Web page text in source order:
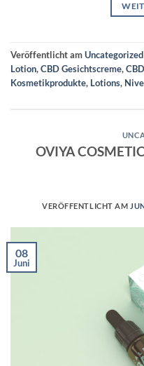
Veröffentlicht amUncategorized
Lotion,CBD Gesichtscreme,
Kosmetikprodukte, Lotions,
OVIYA
VERÖFFENTLICHT AM
08
Juni